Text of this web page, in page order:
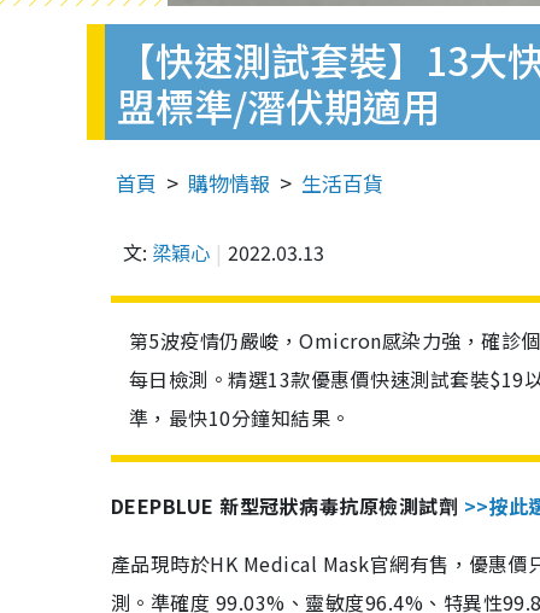
【快速測試套裝】13
盟標準/潛伏期適用
首頁 購物情報 生活百貨
文: 梁穎心 2022.03.13
第5波疫情仍嚴峻，Omicron感染力強，確診
每日檢測。精選13款優惠價快速測試套裝$19
準，最快10分鐘知結果。
DEEPBLUE 新型冠狀病毒抗原檢測試劑 >>按此
產品現時於HK Medical Mask官網有售，優惠
測。準確度 99.03%、靈敏度96.4%、特異性